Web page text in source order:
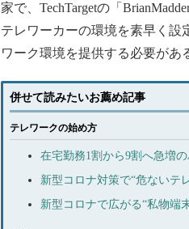
家で、TechTargetの「
テレワーカーの環境を素早く設
ワーク環境を提供する必要があ
併せて読みたいお薦め記事
テレワークの始め方
在宅勤務1割から9割へ急増
新型コロナ対策で“危ないテ
新型コロナで広がる“私物端